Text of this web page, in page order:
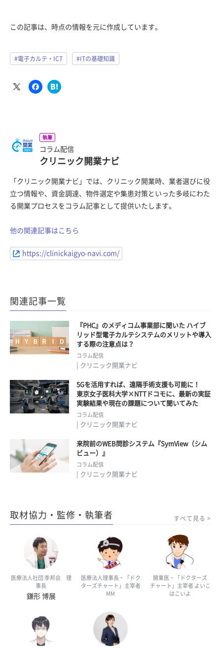
この記事は、時点の情報を元に作成しています。
#電子カルテ・ICT #ITの基礎知識
執筆
コラム配信
クリニック開業ナビ
「クリニック開業ナビ」では、クリニック開業時、業者選びに役
立つ情報や、資金調達、物件選定や集患対策といった多岐にわた
る開業プロセスをコラム記事として提供いたします。
他の関連記事はこちら
https://clinickaigyo-navi.com/
関連記事一覧
『PHC』のメディコム事業部に聞いた ハイブ
リッド型電子カルテシステムのメリットや導入
する際の注意点は？
コラム配信
| クリニック開業ナビ
5Gを活用すれば、遠隔手術支援も可能に！
東京女子医科大学×NTTドコモに、最新の実証
実験結果や現在の課題について聞いてみた
コラム配信
| クリニック開業ナビ
来院前のWEB問診システム『SymView（シム
ビュー）』
コラム配信
| クリニック開業ナビ
取材協力・監修・執筆者 すべて見る
医療法人社団 季邦会 理
事長
鎌形 博展
医療法人理事長・「ドク
ターズチャート」主宰者
MM
開業医・「ドクターズ
チャート」主宰者 よいこ
はこいよ